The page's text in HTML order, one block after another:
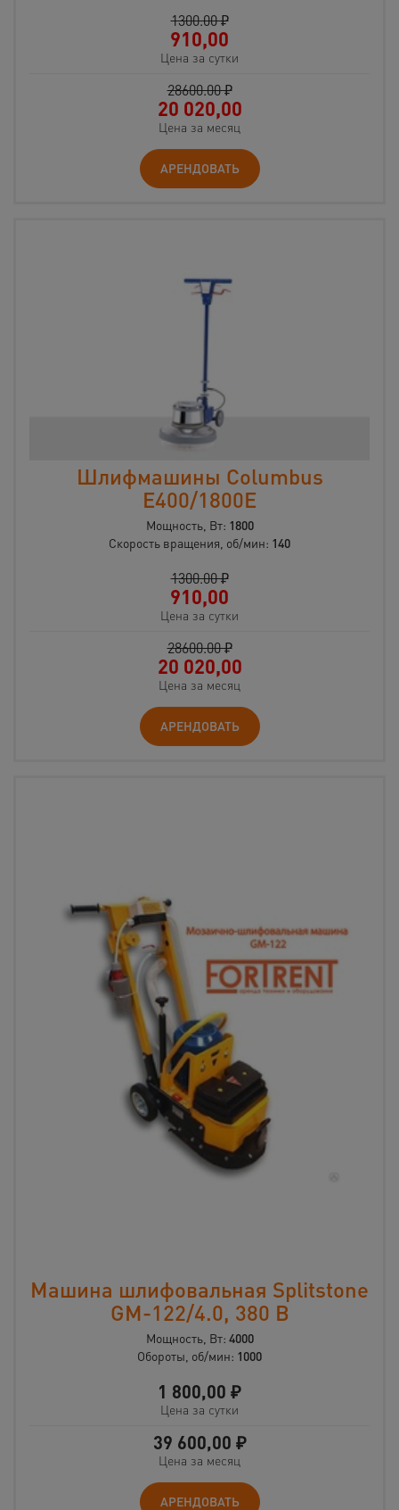
1300.00 ₽
910,00
Цена за сутки
28600.00 ₽
20 020,00
Цена за месяц
АРЕНДОВАТЬ
Шлифмашины Columbus
E400/1800E
Мощность, Вт: 1800
Скорость вращения, об/мин: 140
1300.00 ₽
910,00
Цена за сутки
28600.00 ₽
20 020,00
Цена за месяц
АРЕНДОВАТЬ
Машина шлифовальная Splitstone
GM-122/4.0, 380 В
Мощность, Вт: 4000
Обороты, об/мин: 1000
1 800,00 ₽
Цена за сутки
39 600,00 ₽
Цена за месяц
АРЕНДОВАТЬ